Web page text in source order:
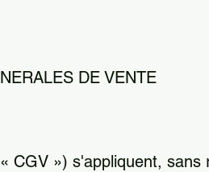
DE VENTE
CGV ») s'appliquent,